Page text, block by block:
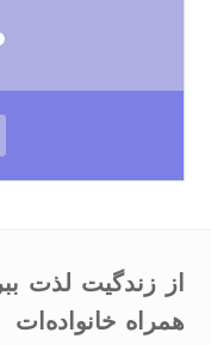
از زندگیت لذت
همراه خانواده‌ات